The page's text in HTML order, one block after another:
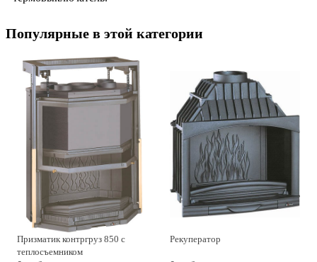
Популярные в этой категории
Призматик контргруз 850 с
теплосъемником
Рекуператор